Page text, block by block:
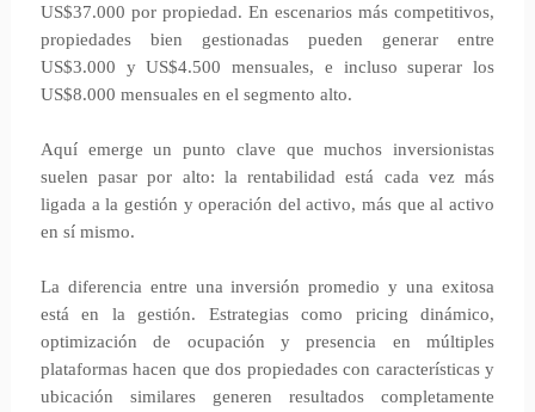
US$37.000 por propiedad. En escenarios más competitivos,
propiedades bien gestionadas pueden generar entre
US$3.000 y US$4.500 mensuales, e incluso superar los
US$8.000 mensuales en el segmento alto.
Aquí emerge un punto clave que muchos inversionistas
suelen pasar por alto: la rentabilidad está cada vez más
ligada a la gestión y operación del activo, más que al activo
en sí mismo.
La diferencia entre una inversión promedio y una exitosa
está en la gestión. Estrategias como pricing dinámico,
optimización de ocupación y presencia en múltiples
plataformas hacen que dos propiedades con características y
ubicación similares generen resultados completamente